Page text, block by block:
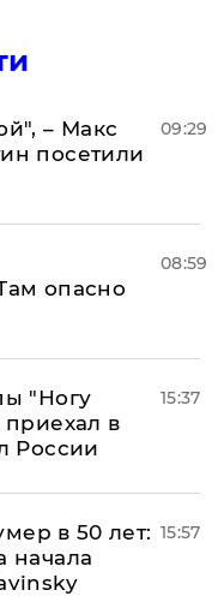
– Макс
посетили
09:29
опасно
08:59
"Ногу
в
России
15:37
в 50 лет:
начала
15:57